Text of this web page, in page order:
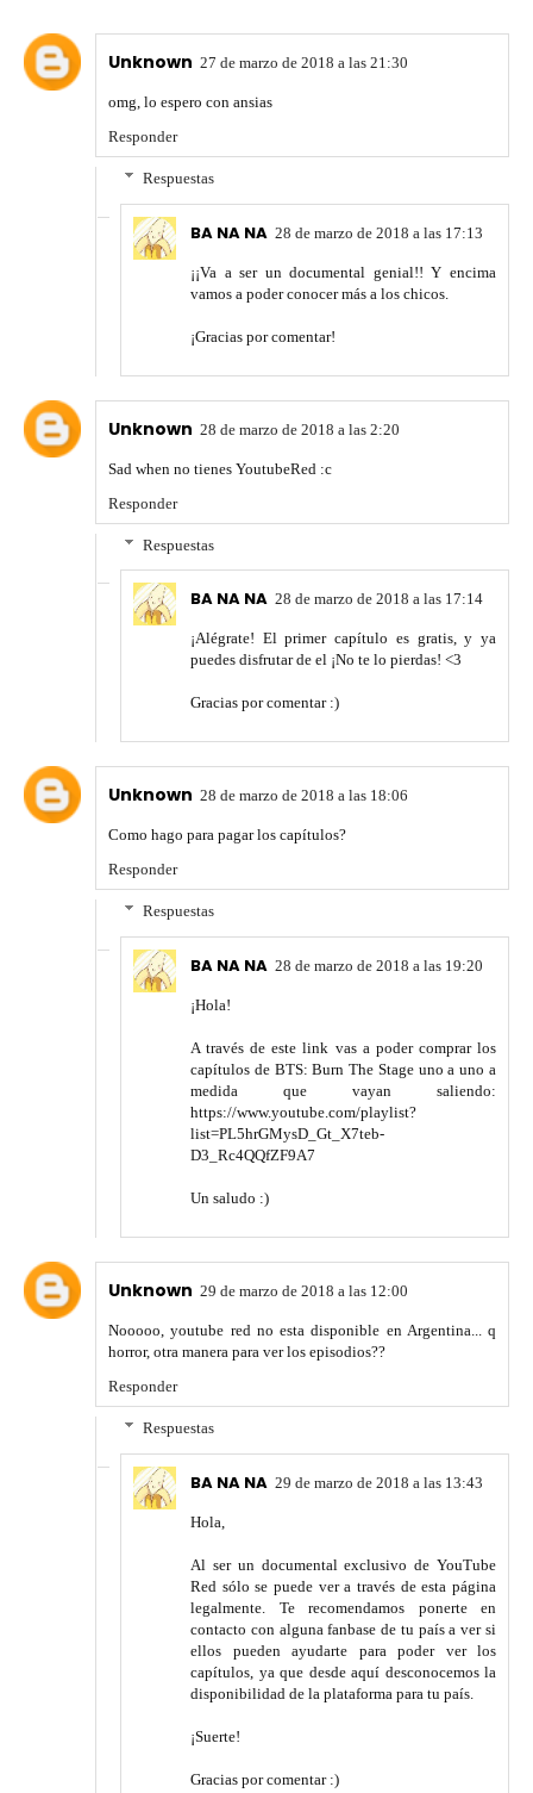
Unknown 27 de marzo de 2018 a las 21:30
omg, lo espero con ansias
Responder
Respuestas
BA NA NA 28 de marzo de 2018 a las 17:13
¡¡Va a ser un documental genial!! Y encima
vamos a poder conocer más a los chicos.
¡Gracias por comentar!
Unknown 28 de marzo de 2018 a las 2:20
Sad when no tienes YoutubeRed :c
Responder
Respuestas
BA NA NA 28 de marzo de 2018 a las 17:14
¡Alégrate! El primer capítulo es gratis, y ya
puedes disfrutar de el ¡No te lo pierdas! <3
Gracias por comentar :)
Unknown 28 de marzo de 2018 a las 18:06
Como hago para pagar los capítulos?
Responder
Respuestas
BA NA NA 28 de marzo de 2018 a las 19:20
¡Hola!
A través de este link vas a poder comprar los
capítulos de BTS: Burn The Stage uno a uno a
medida que vayan saliendo:
https://www.youtube.com/playlist?
list=PL5hrGMysD_Gt_X7teb-
D3_Rc4QQfZF9A7
Un saludo :)
Unknown 29 de marzo de 2018 a las 12:00
Nooooo, youtube red no esta disponible en Argentina... q
horror, otra manera para ver los episodios??
Responder
Respuestas
BA NA NA 29 de marzo de 2018 a las 13:43
Hola,
Al ser un documental exclusivo de YouTube
Red sólo se puede ver a través de esta página
legalmente. Te recomendamos ponerte en
contacto con alguna fanbase de tu país a ver si
ellos pueden ayudarte para poder ver los
capítulos, ya que desde aquí desconocemos la
disponibilidad de la plataforma para tu país.
¡Suerte!
Gracias por comentar :)